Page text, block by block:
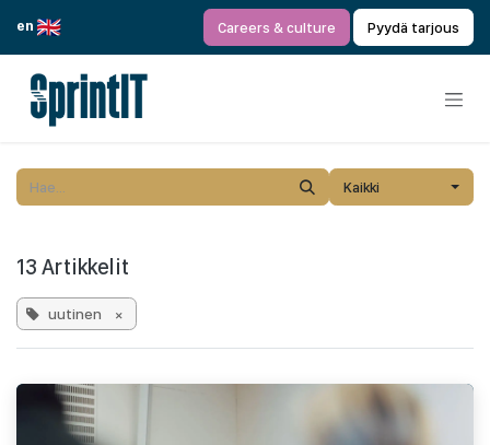
en
Careers & culture Pyydä tarjous
Kaikki
13 Artikkelit
uutinen ×